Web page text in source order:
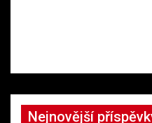
Nejnovější